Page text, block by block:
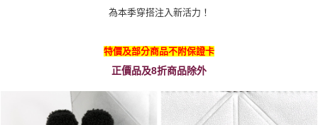
為本季穿搭注入新活力！
特價及部分商品不附保證卡
正價品及8折商品除外